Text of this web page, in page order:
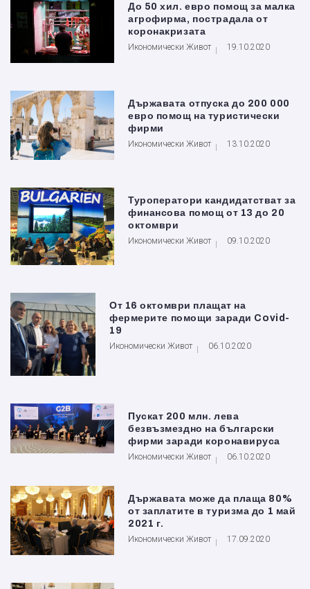
До 50 хил. евро помощ за малка
агрофирма, пострадала от
коронакризата
Икономически Живот 19.10.2020
Държавата отпуска до 200 000
евро помощ на туристически
фирми
Икономически Живот 13.10.2020
Туроператори кандидатстват за
финансова помощ от 13 до 20
октомври
Икономически Живот 09.10.2020
От 16 октомври плащат на
фермерите помощи заради Covid-
19
Икономически Живот 06.10.2020
Пускат 200 млн. лева
безвъзмездно на български
фирми заради коронавируса
Икономически Живот 06.10.2020
Държавата може да плаща 80%
от заплатите в туризма до 1 май
2021 г.
Икономически Живот 17.09.2020